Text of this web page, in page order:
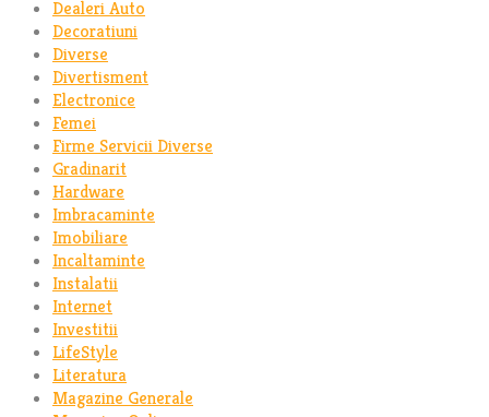
Dealeri Auto
Decoratiuni
Diverse
Divertisment
Electronice
Femei
Firme Servicii Diverse
Gradinarit
Hardware
Imbracaminte
Imobiliare
Incaltaminte
Instalatii
Internet
Investitii
LifeStyle
Literatura
Magazine Generale